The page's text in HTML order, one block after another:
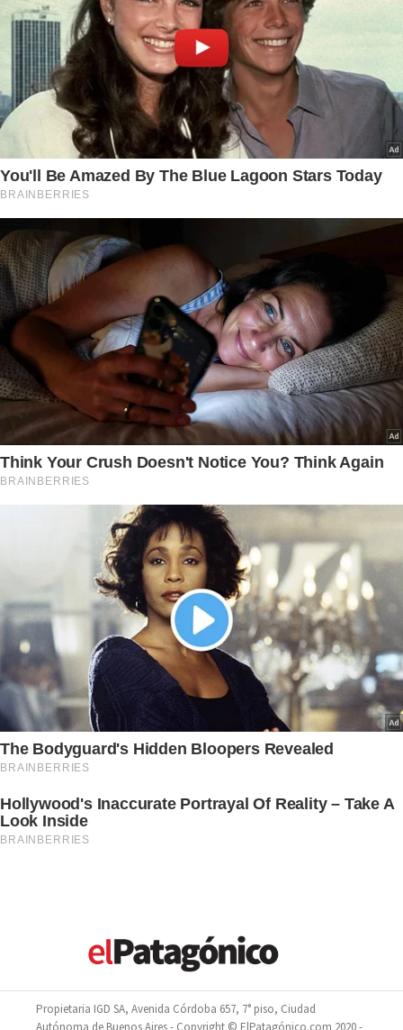
Propietaria IGD SA, Avenida Córdoba 657, 7° piso, Ciudad